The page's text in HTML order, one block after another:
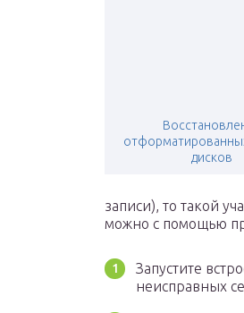
дисков
записи), то такой
можно с помощью
Запустите
неисправных